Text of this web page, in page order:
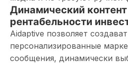
Динамический
рентабельности
Aidaptive позволяет
персонализированные
сообщения, динамически